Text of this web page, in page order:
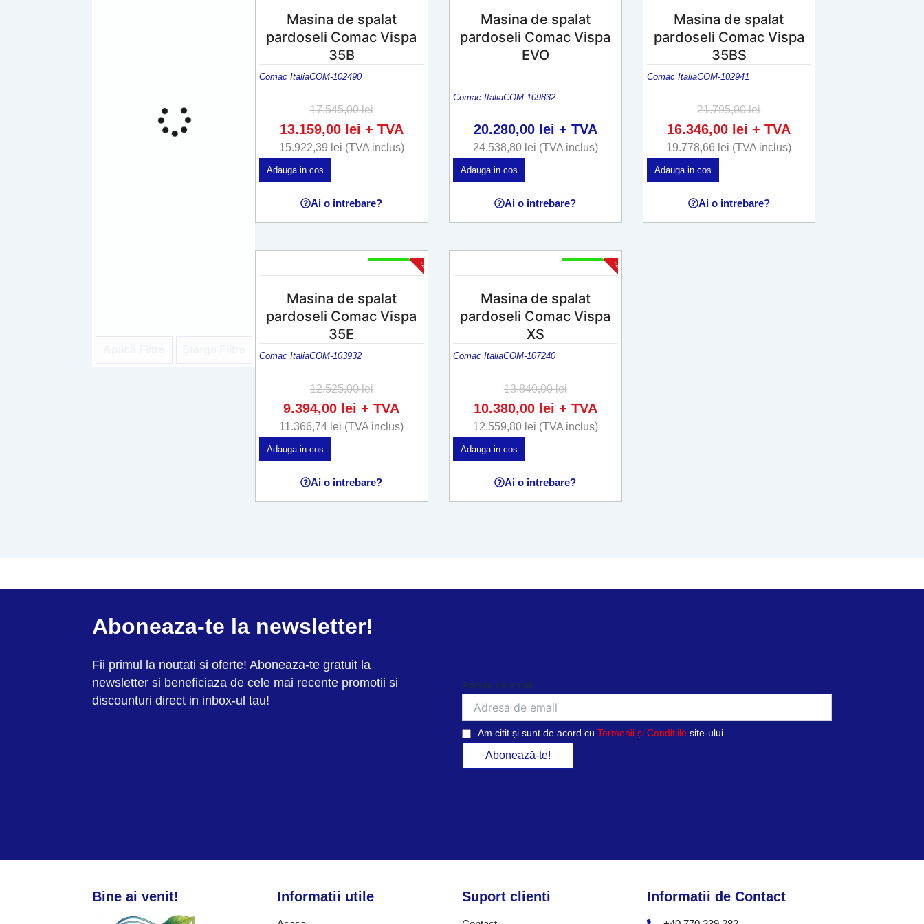
Masina de spalat
pardoseli Comac Vispa
35B
Comac ItaliaCOM-102490
17.545,00lei
13.159,00 lei + TVA
15.922,39 lei (TVA inclus)
Adauga in cos
Ai o intrebare?
Masina de spalat
pardoseli Comac Vispa
EVO
Comac ItaliaCOM-109832
20.280,00 lei + TVA
24.538,80 lei (TVA inclus)
Adauga in cos
Ai o intrebare?
Masina de spalat
pardoseli Comac Vispa
35BS
Comac ItaliaCOM-102941
21.795,00lei
16.346,00 lei + TVA
19.778,66 lei (TVA inclus)
Adauga in cos
Ai o intrebare?
2 - 4 Săpt
-25%
Masina de spalat
pardoseli Comac Vispa
35E
Comac ItaliaCOM-103932
12.525,00lei
9.394,00 lei + TVA
11.366,74 lei (TVA inclus)
Adauga in cos
Ai o intrebare?
2 - 4 Săpt
-25%
Masina de spalat
pardoseli Comac Vispa
XS
Comac ItaliaCOM-107240
13.840,00lei
10.380,00 lei + TVA
12.559,80 lei (TVA inclus)
Adauga in cos
Ai o intrebare?
Aboneaza-te la newsletter!
Fii primul la noutati si oferte! Aboneaza-te gratuit la
newsletter si beneficiaza de cele mai recente promotii si
discounturi direct in inbox-ul tau!
Adresa de email
Am citit și sunt de acord cu Termenii și Condițiile site-ului.
Bine ai venit! Informatii utile Suport clienti Informatii de Contact